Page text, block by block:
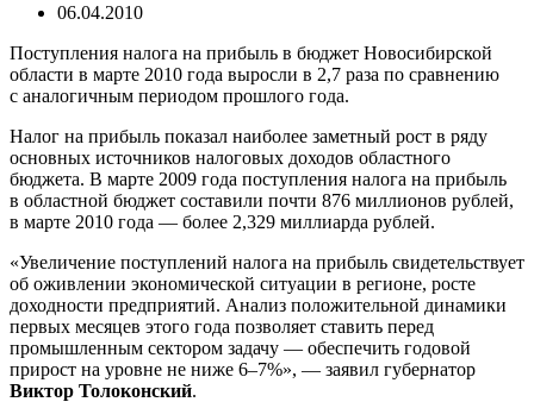
06.04.2010
Поступления налога на прибыль в бюджет Новосибирской
области в марте 2010 года выросли в 2,7 раза по сравнению
с аналогичным периодом прошлого года.
Налог на прибыль показал наиболее заметный рост в ряду
основных источников налоговых доходов областного
бюджета. В марте 2009 года поступления налога на прибыль
в областной бюджет составили почти 876 миллионов рублей,
в марте 2010 года — более 2,329 миллиарда рублей.
«Увеличение поступлений налога на прибыль свидетельствует
об оживлении экономической ситуации в регионе, росте
доходности предприятий. Анализ положительной динамики
первых месяцев этого года позволяет ставить перед
промышленным сектором задачу — обеспечить годовой
прирост на уровне не ниже 6–7%», — заявил губернатор
Виктор Толоконский.